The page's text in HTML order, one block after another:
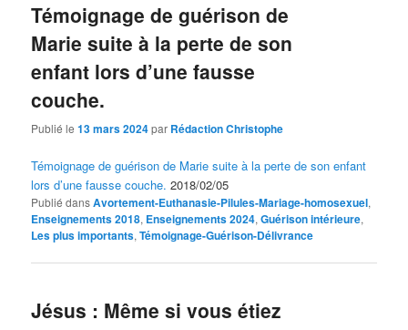
Témoignage de guérison de
Marie suite à la perte de son
enfant lors d’une fausse
couche.
Publié le13 mars 2024par Rédaction Christophe
Témoignage de guérison de Marie suite à la perte de son enfant
lors d’une fausse couche. 2018/02/05
Publié dansAvortement-Euthanasie-Pilules-Mariage-homosexuel,
Enseignements 2018, Enseignements 2024,Guérison intérieure,
Les plus importants,Témoignage-Guérison-Délivrance
Jésus : Même si vous étiez